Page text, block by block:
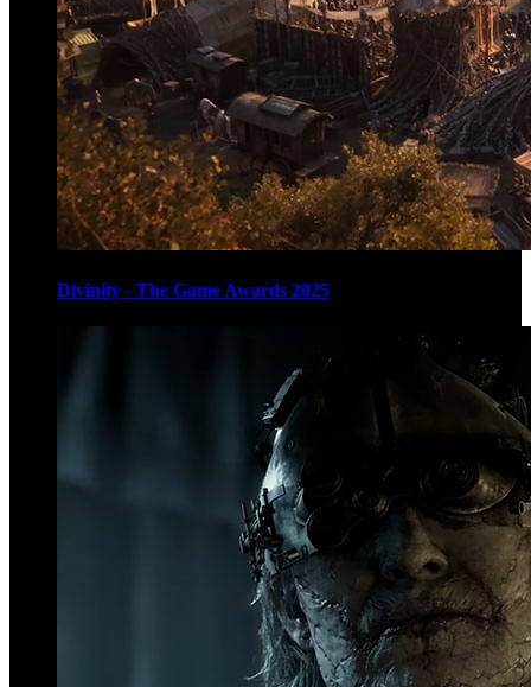
Divinity - The Game Awards 2025